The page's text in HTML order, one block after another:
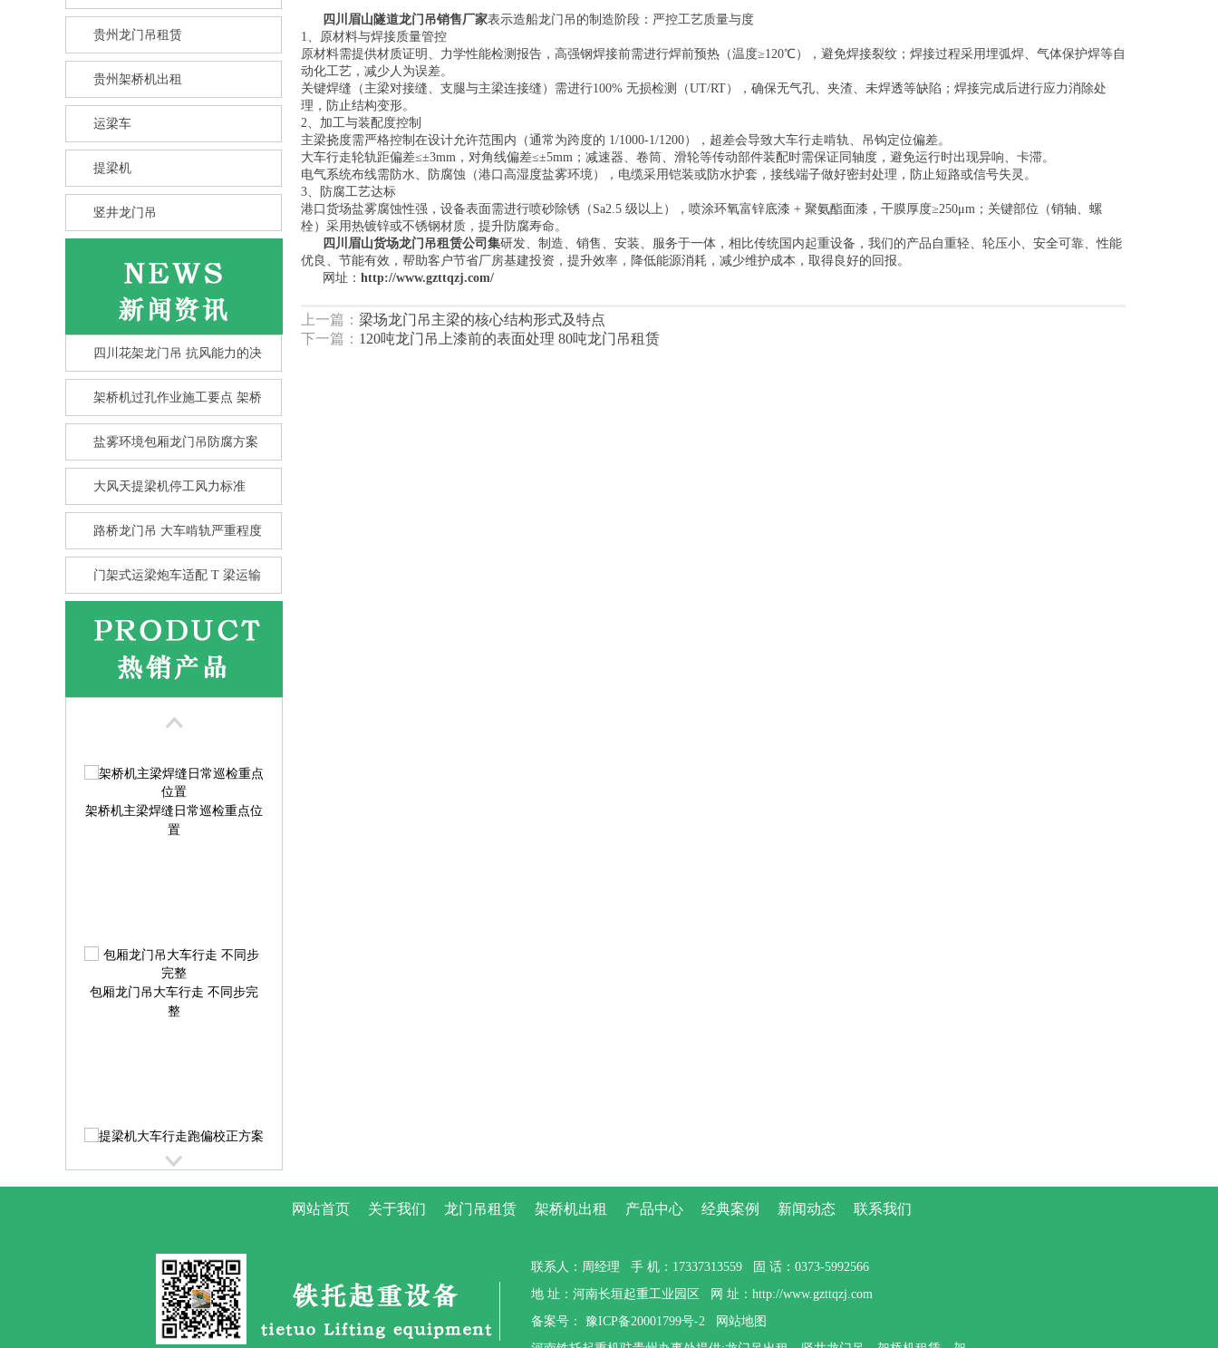
贵州龙门吊租赁
贵州架桥机出租
运梁车
提梁机
竖井龙门吊
四川花架龙门吊 抗风能力的决
架桥机过孔作业施工要点 架桥
盐雾环境包厢龙门吊防腐方案
大风天提梁机停工风力标准
路桥龙门吊 大车啃轨严重程度
门架式运梁炮车适配 T 梁运输
竖井龙门吊选型核心要点 竖井
花架龙门吊的抗风性 比箱型龙
门
架桥机主梁焊缝日常巡检重点位
置
包厢龙门吊大车行走 不同步完
整
提梁机大车行走跑偏校正方案
路桥龙门吊大车啃轨 的4步调整
四川眉山隧道龙门吊销售厂家表示造船龙门吊的制造阶段：严控工艺质量与度
1、原材料与焊接质量管控
原材料需提供材质证明、力学性能检测报告，高强钢焊接前需进行焊前预热（温度≥120℃），避免焊接裂纹；焊接过程采用埋弧焊、气体保护焊等自
动化工艺，减少人为误差。
关键焊缝（主梁对接缝、支腿与主梁连接缝）需进行100% 无损检测（UT/RT），确保无气孔、夹渣、未焊透等缺陷；焊接完成后进行应力消除处
理，防止结构变形。
2、加工与装配度控制
主梁挠度需严格控制在设计允许范围内（通常为跨度的 1/1000-1/1200），超差会导致大车行走啃轨、吊钩定位偏差。
大车行走轮轨距偏差≤±3mm，对角线偏差≤±5mm；减速器、卷筒、滑轮等传动部件装配时需保证同轴度，避免运行时出现异响、卡滞。
电气系统布线需防水、防腐蚀（港口高湿度盐雾环境），电缆采用铠装或防水护套，接线端子做好密封处理，防止短路或信号失灵。
3、防腐工艺达标
港口货场盐雾腐蚀性强，设备表面需进行喷砂除锈（Sa2.5 级以上），喷涂环氧富锌底漆 + 聚氨酯面漆，干膜厚度≥250μm；关键部位（销轴、螺
栓）采用热镀锌或不锈钢材质，提升防腐寿命。
四川眉山货场龙门吊租赁公司集研发、制造、销售、安装、服务于一体，相比传统国内起重设备，我们的产品自重轻、轮压小、安全可靠、性能
优良、节能有效，帮助客户节省厂房基建投资，提升效率，降低能源消耗，减少维护成本，取得良好的回报。
网址： http://www.gzttqzj.com/
上一篇： 梁场龙门吊主梁的核心结构形式及特点
下一篇： 120吨龙门吊上漆前的表面处理 80吨龙门吊租赁
网站首页 关于我们 龙门吊租赁 架桥机出租 产品中心 经典案例 新闻动态 联系我们
联系人：周经理 手 机：17337313559 固 话：0373-5992566
地 址：河南长垣起重工业园区 网 址：http://www.gzttqzj.com
备案号： 豫ICP备20001799号-2
网站地图